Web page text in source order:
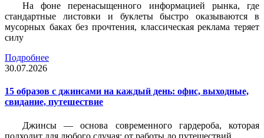
На фоне перенасыщенного информацией рынка, где
стандартные листовки и буклеты быстро оказываются в
мусорных баках без прочтения, классическая реклама теряет
силу
Подробнее
30.07.2026
15 образов с джинсами на каждый день: офис, выходные,
свидание, путешествие
Джинсы — основа современного гардероба, которая
подходит для любого случая: от работы до путешествий